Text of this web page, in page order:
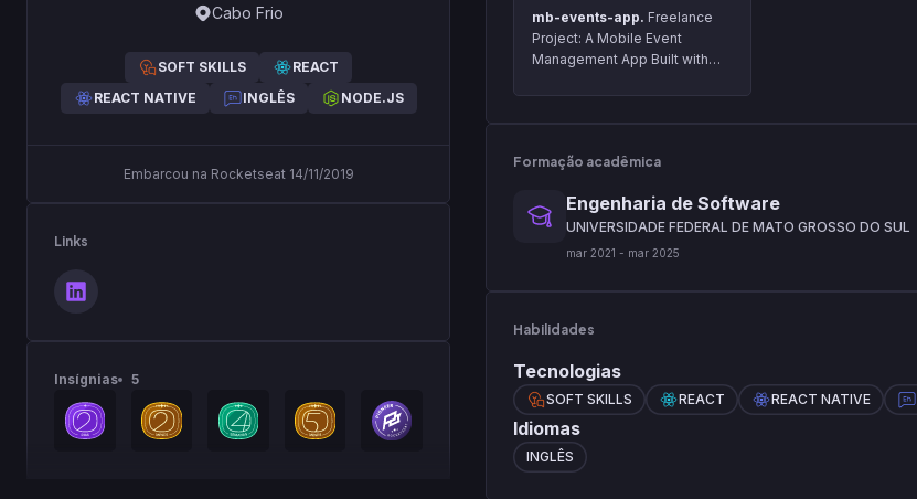
Cabo Frio
SOFT SKILLS
REACT
REACT NATIVE
INGLÊS NODE.JS
Embarcou na Rocketseat 14/11/2019
Links
Insígnias 5
mb-events-app. Freelance
Project: A Mobile Event
Management App Built with
Firebase
Formação acadêmica
Engenharia de Software
UNIVERSIDADE FEDERAL DE MATO GROSSO DO SUL
mar 2021 - mar 2025
Habilidades
Tecnologias
SOFT SKILLS REACT REACT NATIVE
Idiomas
INGLÊS